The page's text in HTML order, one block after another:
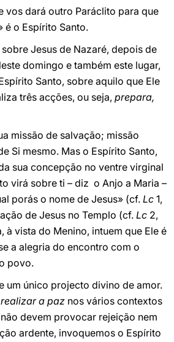
vos dará outro Paráclito para que
é o Espírito Santo.
Jesus de Nazaré, depois de
domingo e também este lugar,
Santo, sobre aquilo que Ele
três acções, ou seja, prepara,
missão de salvação; missão
Si mesmo. Mas o Espírito Santo,
sua concepção no ventre virginal
virá sobre ti – diz o Anjo a Maria –
porás o nome de Jesus» (cf. Lc 1,
de Jesus no Templo (cf. Lc 2,
à vista do Menino, intuem que Ele é
a alegria do encontro com o
povo.
um único projecto divino de amor.
realizar a paz nos vários contextos
devem provocar rejeição nem
ardente, invoquemos o Espírito